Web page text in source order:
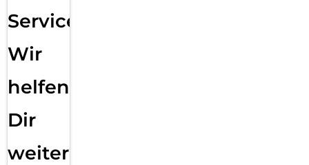
Service:
Wir
helfen
Dir
weiter